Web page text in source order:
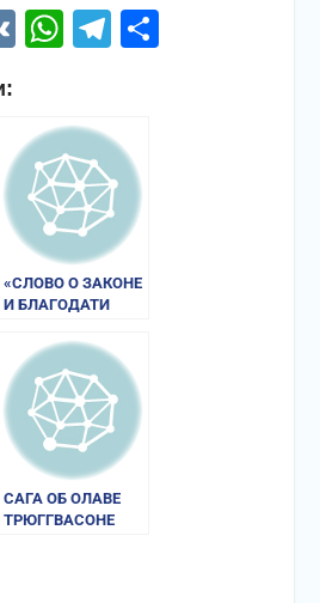
VKWhatsApp
Telegram
«СЛОВО О ЗАКОНЕ
И БЛАГОДАТИ
ИЛАРИОНА»
САГА ОБ ОЛАВЕ
ТРЮГГВАСОНЕ